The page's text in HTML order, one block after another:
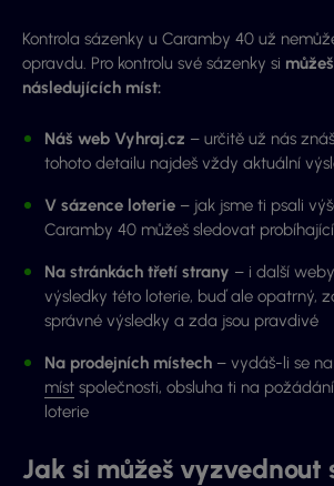
Kontrola sázenky u Caramby 40 už
opravdu. Pro kontrolu své sázenky si
následujících míst:
Náš web Vyhraj.cz – určitě už nás
tohoto detailu najdeš vždy aktuální
V sázence loterie – jak jsme ti psali
Caramby 40 můžeš sledovat
Na stránkách třetí strany – i další
výsledky této loterie, buď ale opatrný,
správné výsledky a zda jsou pravdivé
Na prodejních místech – vydáš-li se
míst společnosti, obsluha ti na
loterie
Jak si můžeš vyzvednout